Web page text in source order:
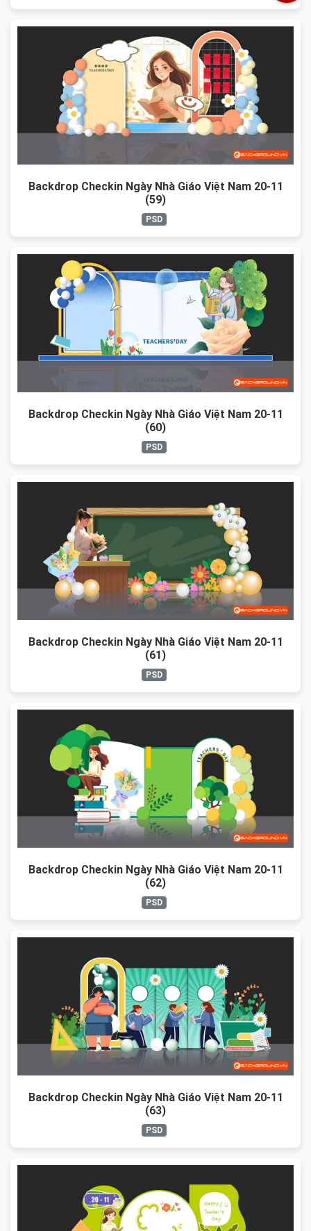
Backdrop Checkin Ngày Nhà Giáo Việt Nam 20-11
(59)
PSD
Backdrop Checkin Ngày Nhà Giáo Việt Nam 20-11
(60)
PSD
Backdrop Checkin Ngày Nhà Giáo Việt Nam 20-11
(61)
PSD
Backdrop Checkin Ngày Nhà Giáo Việt Nam 20-11
(62)
PSD
Backdrop Checkin Ngày Nhà Giáo Việt Nam 20-11
(63)
PSD